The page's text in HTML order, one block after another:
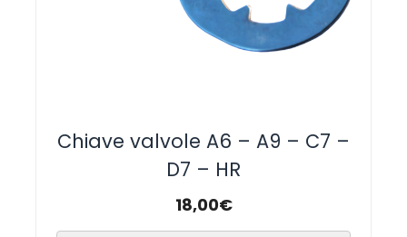
Chiave valvole A6 – A9 – C7 –
D7 – HR
18,00€